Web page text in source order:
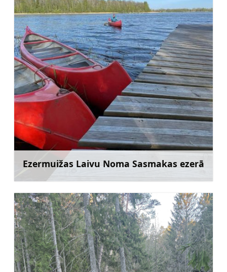
Ezermuižas Laivu Noma Sasmakas ezerā